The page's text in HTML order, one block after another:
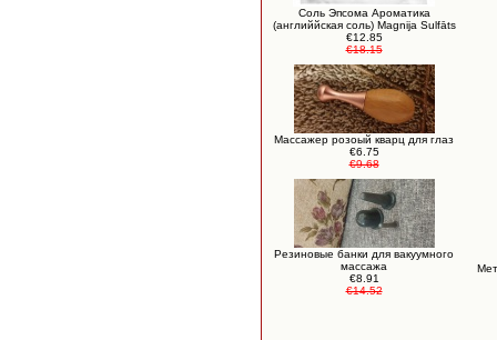
Соль Эпсома Ароматика
(английйская соль) Magnija Sulfāts
€12.85
€18.15
Массажер розоый кварц для глаз
€6.75
€9.68
Резиновые банки для вакуумного
массажа
€8.91
€14.52